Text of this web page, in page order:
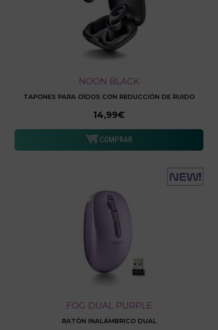
NOON BLACK
TAPONES PARA OÍDOS CON REDUCCIÓN DE RUIDO
14,99€
COMPRAR
FOG DUAL PURPLE
RATÓN INALÁMBRICO DUAL